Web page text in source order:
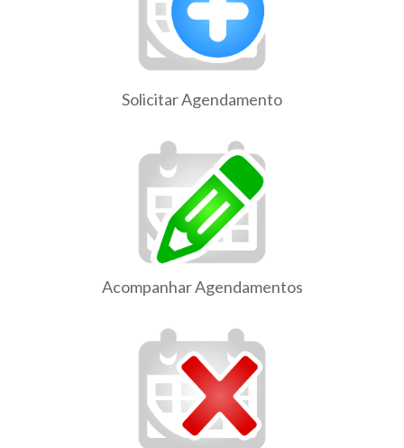
Solicitar Agendamento
Acompanhar Agendamentos